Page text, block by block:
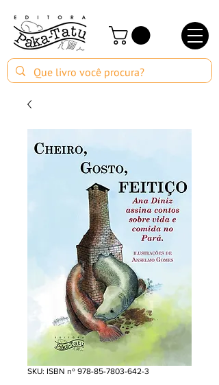
SKU: ISBN nº 978-85-7803-642-3